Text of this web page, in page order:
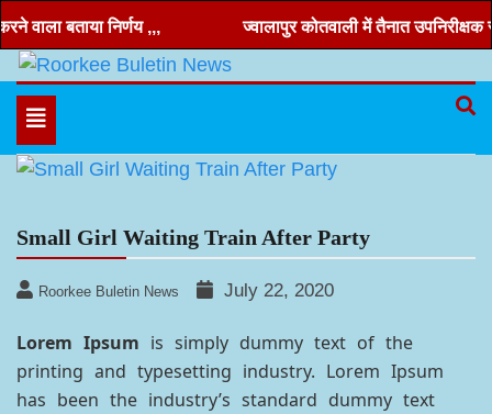
Skip
to
content
बताया निर्णय ,,, ज्वालापुर कोतवाली में तैनात उपनिरीक्षक
Roorkee Buletin News
Hindi news, roorkee news, Uttarakhand news
Toggle
navigation
Small Girl Waiting Train After Party
Roorkee Buletin News July 22, 2020
Lorem Ipsum is simply dummy text of the
printing and typesetting industry. Lorem Ipsum
has been the industry’s standard dummy text